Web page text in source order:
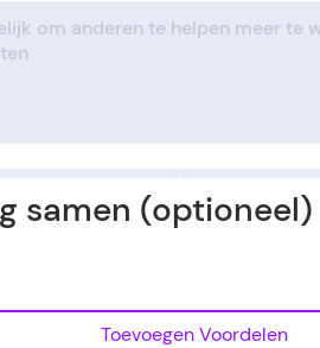
samen (optioneel)
Toevoegen Voordelen